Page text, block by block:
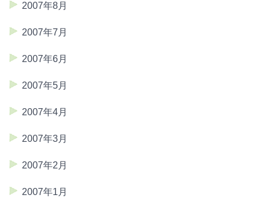
2007年8月
2007年7月
2007年6月
2007年5月
2007年4月
2007年3月
2007年2月
2007年1月